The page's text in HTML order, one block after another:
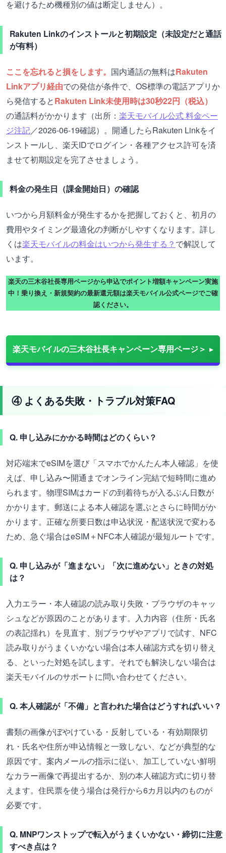
を避けるため機種別の値は断定しません）。
Rakuten Linkのインストールと初期設定（未設定だと通話
が有料）
ここを忘れると損をします。 国内通話の無料はRakuten
Linkアプリ経由での発信が条件で、OS標準の電話アプリか
ら発信するとRakuten Link未使用時は30秒22円（税込）
の通話料がかかります（出所： 楽天モバイル公式 料金ペー
ジ注記／2026-06-19確認）。開通したらRakuten Linkをイ
ンストールし、楽天IDでログイン・各種アクセス許可を済
ませて初期設定を完了させましょう。
料金の発生日（課金開始日）の確認
いつから月額料金が発生するかを把握しておくと、初月の
費用やタイミング最適化の判断がしやすくなります。詳し
くは楽天モバイルの料金はいつから発生する？ で解説して
います。
楽天の三木谷社長専用ページから申込でポイント増額キャンペーン実施
中！乗り換え・新規契約の最新還元額は楽天モバイル公式ページでご確
認ください。
楽天モバイルの三木谷社長キャンペーン専用ページ＞
④ よくある失敗・トラブル対策FAQ
Q. 申し込みにかかる時間はどのくらい？
対応端末でeSIMを選び「スマホでかんたん本人確認」を使
えば、申し込み〜開通までオンライン完結で短時間に進め
られます。物理SIMはカードの到着待ちが入るぶん日数が
かかります。郵送による本人確認を選ぶとさらに時間がか
かります。正確な所要日数は申込状況・配送状況で変わる
ため、急ぐ場合はeSIM＋NFC本人確認が最短ルートです。
Q. 申し込みが「進まない」「次に進めない」ときの対処
は？
入力エラー・本人確認の読み取り失敗・ブラウザのキャッ
シュなどが原因のことがあります。入力内容（住所・氏名
の表記揺れ）を見直す、別ブラウザやアプリで試す、NFC
読み取りがうまくいかない場合は本人確認方式を切り替え
る、といった対処を試します。それでも解決しない場合は
楽天モバイルのサポートに問い合わせてください。
Q. 本人確認が「不備」と言われた場合はどうすればいい？
書類の画像がぼやけている・反射している・有効期限切
れ・氏名や住所が申込情報と一致しない、などが典型的な
原因です。案内メールの指示に従い、加工していない鮮明
なカラー画像で再提出するか、別の本人確認方式に切り替
えます。住民票を使う場合は発行から6カ月以内のものが
必要です。
Q. MNPワンストップで転入がうまくいかない・締切に注意
すべき点は？